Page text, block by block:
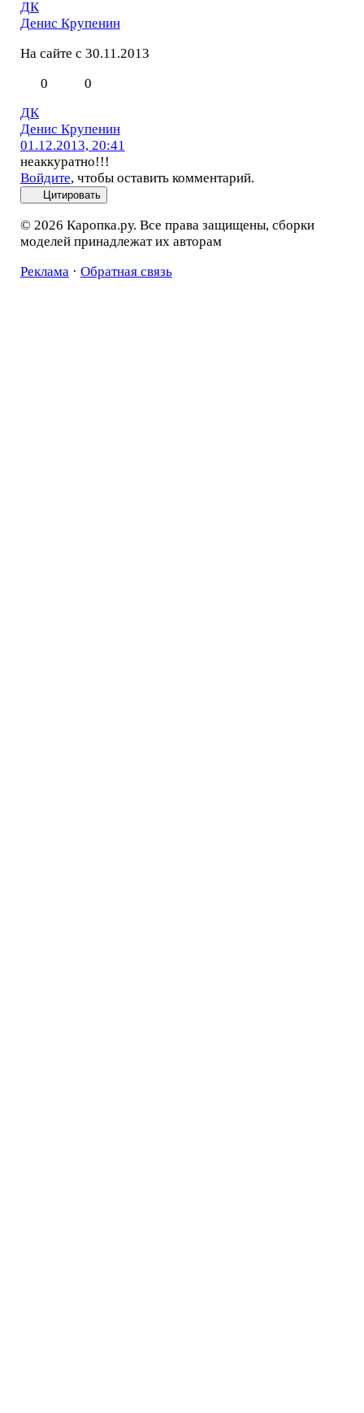
ДК
Денис Крупенин
На сайте с 30.11.2013
0
0
ДК
Денис Крупенин
01.12.2013, 20:41
неаккуратно!!!
Войдите, чтобы оставить комментарий.
Цитировать
© 2026 Каропка.ру. Все права защищены, сборки
моделей принадлежат их авторам
Реклама· Обратная связь